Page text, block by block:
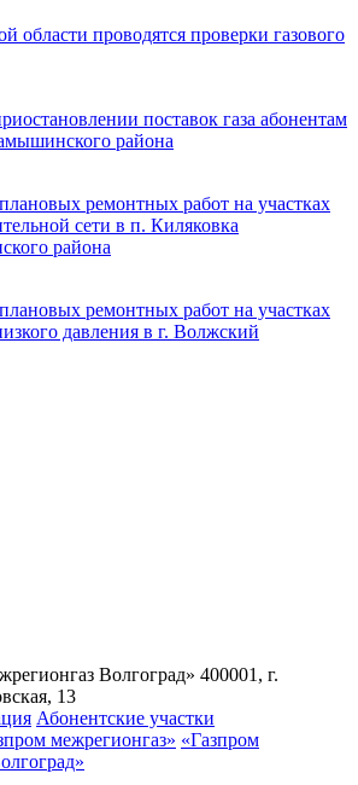
области проводятся проверки газового
поставок газа абонентам
района
ремонтных работ на участках
сети в п. Киляковка
района
ремонтных работ на участках
давления в г. Волжский
Волгоград» 400001, г.
13
Абонентские участки
межрегионгаз» «Газпром